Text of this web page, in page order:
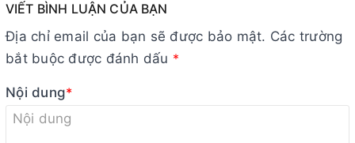
VIẾT BÌNH LUẬN CỦA BẠN
Địa chỉ email của bạn sẽ được bảo mật. Các trường
bắt buộc được đánh dấu *
Nội dung*